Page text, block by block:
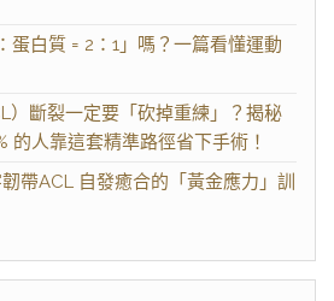
蛋白質 = 2：1」嗎？一篇看懂運動
）斷裂一定要「砍掉重練」？揭秘
的人靠這套精準路徑省下手術！
帶ACL 自發癒合的「黃金應力」訓